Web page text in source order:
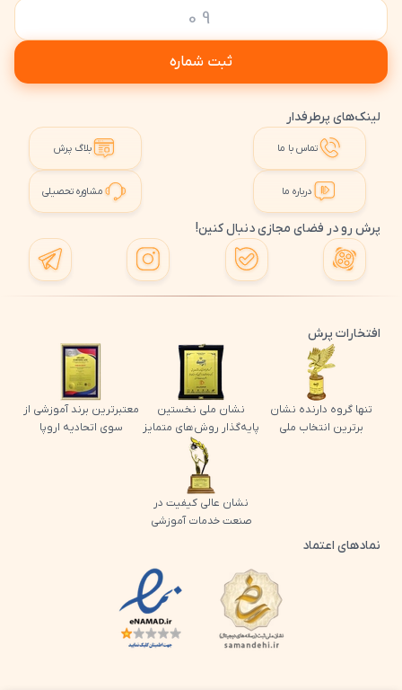
ثبت شماره
لینک‌های پرطرفدار
تماس با ما بلاگ پرش
درباره ما مشاوره تحصیلی
پرش رو در فضای مجازی دنبال کنین!
افتخارات پرش
تنها گروه دارنده نشان
برترین انتخاب ملی
نشان ملی نخستین
پایه‌گذار روش‌های متمایز
معتبرترین برند آموزشی از
سوی اتحادیه اروپا
نشان عالی کیفیت در
صنعت خدمات آموزشی
نمادهای اعتماد
لوگو اینماد پرش